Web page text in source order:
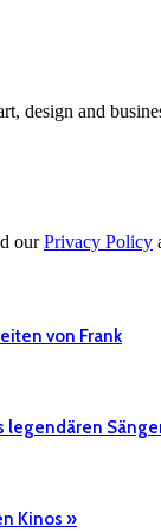
design and
ourPrivacy Policy
von Frank
legendären
Kinos »